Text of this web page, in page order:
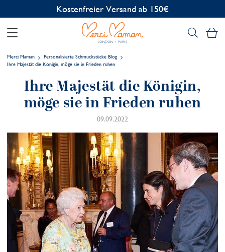
Kostenfreier Versand ab 150€
Merci Maman
Personalisierte Schmuckstücke Blog
Ihre Majestät die Königin, möge sie in Frieden ruhen
Ihre Majestät die Königin,
möge sie in Frieden ruhen
09.09.2022